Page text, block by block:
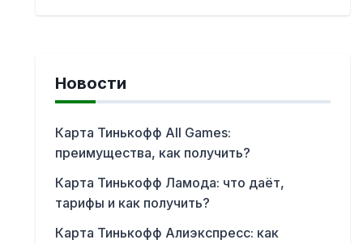
Новости
Карта Тинькофф All Games:
преимущества, как получить?
Карта Тинькофф Ламода: что даёт,
тарифы и как получить?
Карта Тинькофф Алиэкспресс: как